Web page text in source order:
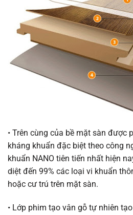
• Trên cùng của bề mặt sàn được
kháng khuẩn đặc biệt theo công
khuẩn NANO tiên tiến nhất hiện
diệt đến 99% các loại vi khuẩn
hoặc cư trú trên mặt sàn.
• Lớp phim tạo vân gỗ tự nhiên